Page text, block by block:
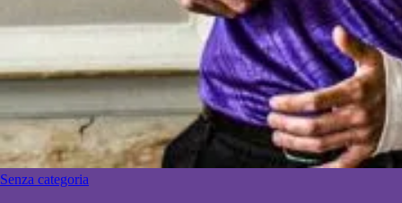
Senza categoria